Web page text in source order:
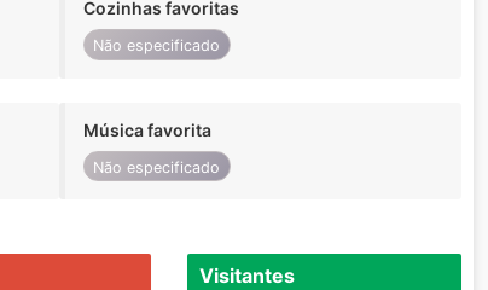
Cozinhas favoritas
Não especificado
Música favorita
Não especificado
Visitantes